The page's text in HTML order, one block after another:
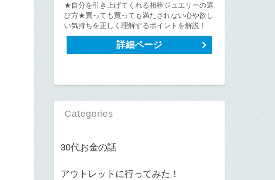
★自分を引き上げてくれる相棒ジュエリーの選
び方★買っても買っても満たされない心や欲し
い気持ちを正しく理解するポイントを解説！
詳細ページ
Categories
30代お金の話
アウトレットに行ってみた！